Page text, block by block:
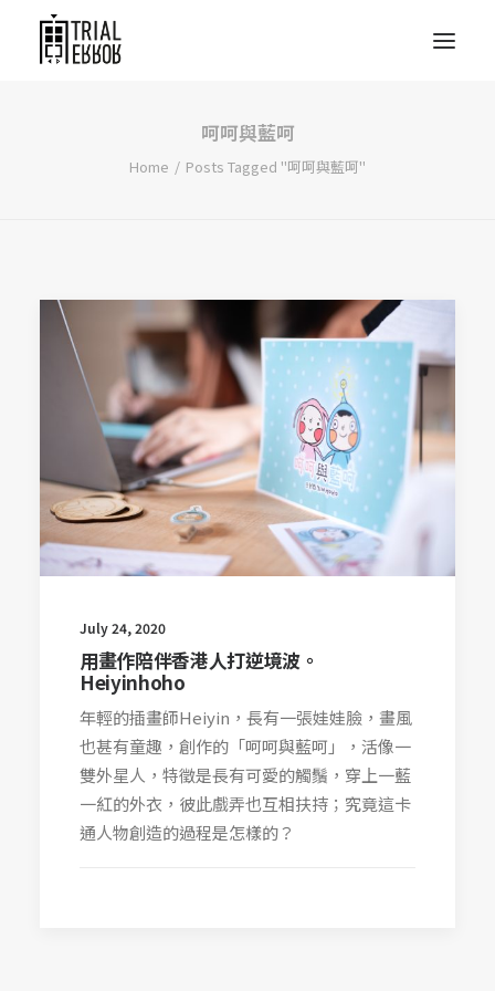
呵呵與藍呵
Home Posts Tagged "呵呵與藍呵"
July 24, 2020
用畫作陪伴香港人打逆境波。
Heiyinhoho
年輕的插畫師Heiyin，長有一張娃娃臉，畫風
也甚有童趣，創作的「呵呵與藍呵」，活像一
雙外星人，特徵是長有可愛的觸鬚，穿上一藍
一紅的外衣，彼此戲弄也互相扶持；究竟這卡
通人物創造的過程是怎樣的？